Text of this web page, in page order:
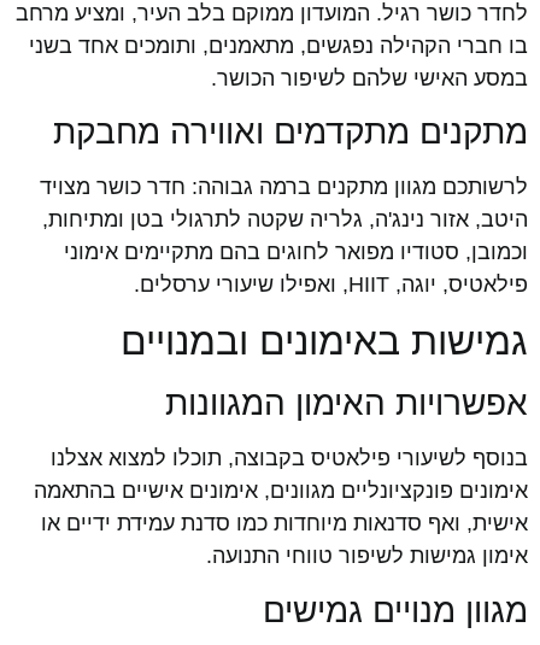
לחדר כושר רגיל. המועדון ממוקם בלב העיר, ומציע מרחב
בו חברי הקהילה נפגשים, מתאמנים, ותומכים אחד בשני
במסע האישי שלהם לשיפור הכושר.
מתקנים מתקדמים ואווירה מחבקת
לרשותכם מגוון מתקנים ברמה גבוהה: חדר כושר מצויד
היטב, אזור נינג'ה, גלריה שקטה לתרגולי בטן ומתיחות,
וכמובן, סטודיו מפואר לחוגים בהם מתקיימים אימוני
פילאטיס, יוגה, HIIT, ואפילו שיעורי ערסלים.
גמישות באימונים ובמנויים
אפשרויות האימון המגוונות
בנוסף לשיעורי פילאטיס בקבוצה, תוכלו למצוא אצלנו
אימונים פונקציונליים מגוונים, אימונים אישיים בהתאמה
אישית, ואף סדנאות מיוחדות כמו סדנת עמידת ידיים או
אימון גמישות לשיפור טווחי התנועה.
מגוון מנויים גמישים